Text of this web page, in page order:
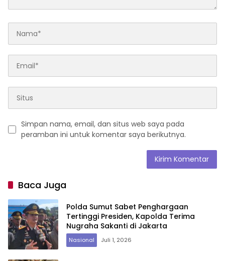
Simpan nama, email, dan situs web saya pada
peramban ini untuk komentar saya berikutnya.
Baca Juga
Polda Sumut Sabet Penghargaan
Tertinggi Presiden, Kapolda Terima
Nugraha Sakanti di Jakarta
Nasional Juli 1, 2026